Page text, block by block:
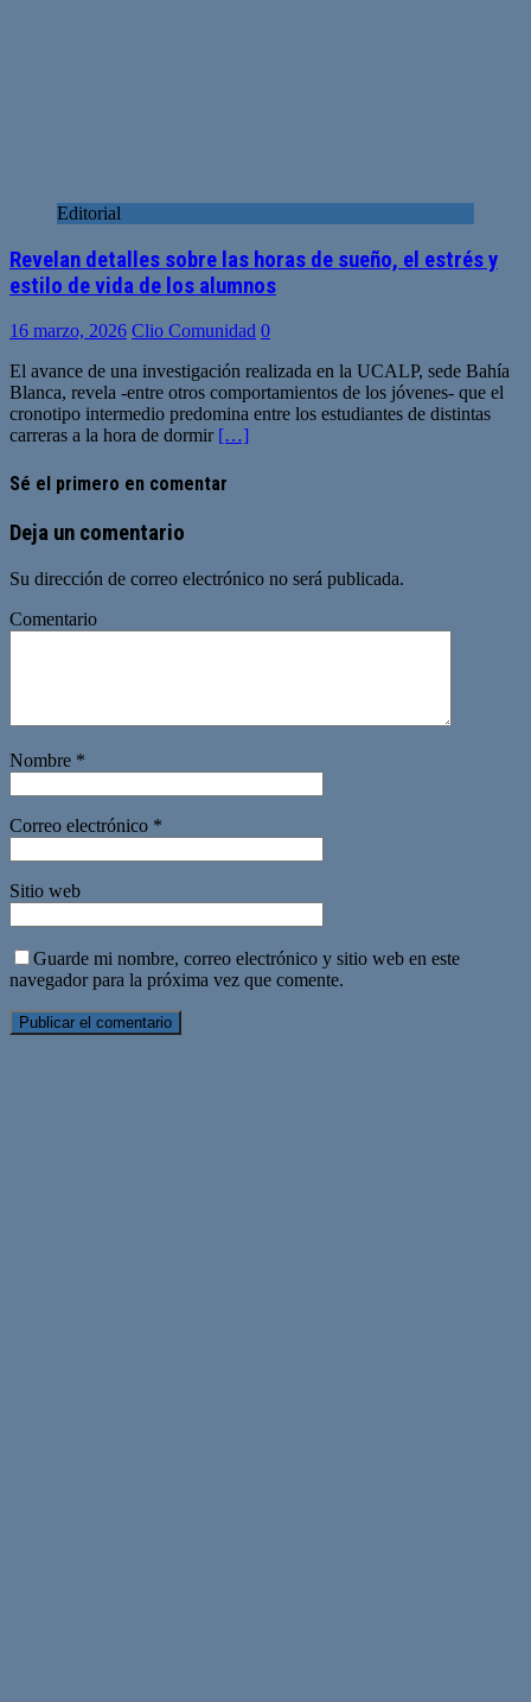
Editorial
Revelan detalles sobre las horas de sueño, el estrés y
estilo de vida de los alumnos
16 marzo, 2026 Clio Comunidad 0
El avance de una investigación realizada en la UCALP, sede Bahía
Blanca, revela -entre otros comportamientos de los jóvenes- que el
cronotipo intermedio predomina entre los estudiantes de distintas
carreras a la hora de dormir […]
Sé el primero en comentar
Deja un comentario
Su dirección de correo electrónico no será publicada.
Comentario
Nombre *
Correo electrónico *
Sitio web
Guarde mi nombre, correo electrónico y sitio web en este
navegador para la próxima vez que comente.